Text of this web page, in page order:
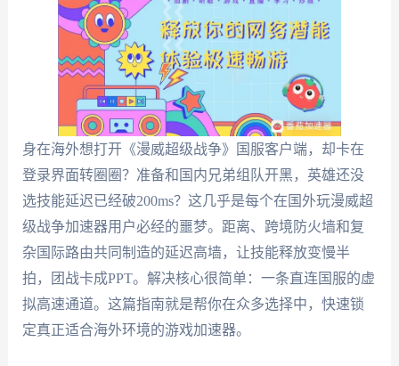
身在海外想打开《漫威超级战争》国服客户端，却卡在
登录界面转圈圈？准备和国内兄弟组队开黑，英雄还没
选技能延迟已经破200ms？这几乎是每个在国外玩漫威超
级战争加速器用户必经的噩梦。距离、跨境防火墙和复
杂国际路由共同制造的延迟高墙，让技能释放变慢半
拍，团战卡成PPT。解决核心很简单：一条直连国服的虚
拟高速通道。这篇指南就是帮你在众多选择中，快速锁
定真正适合海外环境的游戏加速器。